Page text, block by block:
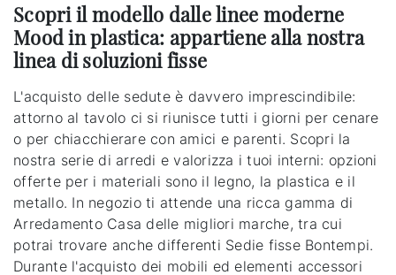
Scopri il modello dalle linee moderne
Mood in plastica: appartiene alla nostra
linea di soluzioni fisse
L'acquisto delle sedute è davvero imprescindibile:
attorno al tavolo ci si riunisce tutti i giorni per cenare
o per chiacchierare con amici e parenti. Scopri la
nostra serie di arredi e valorizza i tuoi interni: opzioni
offerte per i materiali sono il legno, la plastica e il
metallo. In negozio ti attende una ricca gamma di
Arredamento Casa delle migliori marche, tra cui
potrai trovare anche differenti Sedie fisse Bontempi.
Durante l'acquisto dei mobili ed elementi accessori